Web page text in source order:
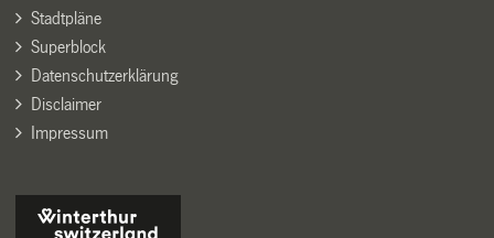
Stadtpläne
Superblock
Datenschutzerklärung
Disclaimer
Impressum